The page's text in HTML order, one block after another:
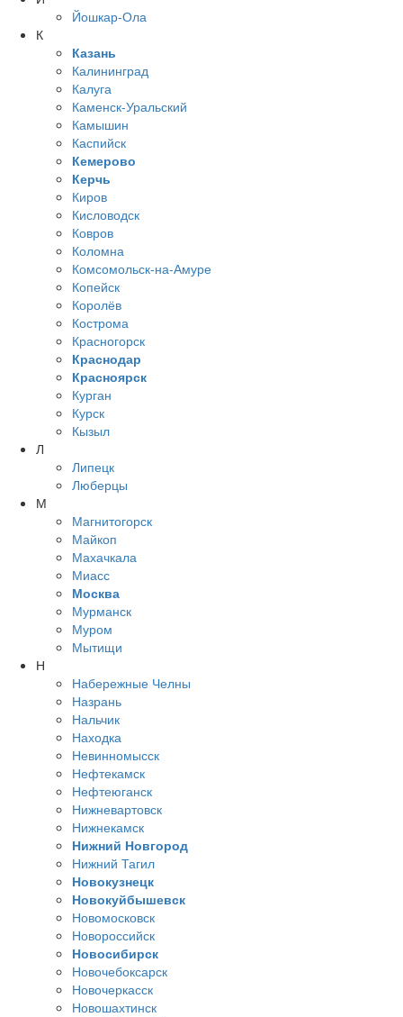
Йошкар-Ола
К
Казань
Калининград
Калуга
Каменск-Уральский
Камышин
Каспийск
Кемерово
Керчь
Киров
Кисловодск
Ковров
Коломна
Комсомольск-на-Амуре
Копейск
Королёв
Кострома
Красногорск
Краснодар
Красноярск
Курган
Курск
Кызыл
Л
Липецк
Люберцы
М
Магнитогорск
Майкоп
Махачкала
Миасс
Москва
Мурманск
Муром
Мытищи
Н
Набережные Челны
Назрань
Нальчик
Находка
Невинномысск
Нефтекамск
Нефтеюганск
Нижневартовск
Нижнекамск
Нижний Новгород
Нижний Тагил
Новокузнецк
Новокуйбышевск
Новомосковск
Новороссийск
Новосибирск
Новочебоксарск
Новочеркасск
Новошахтинск